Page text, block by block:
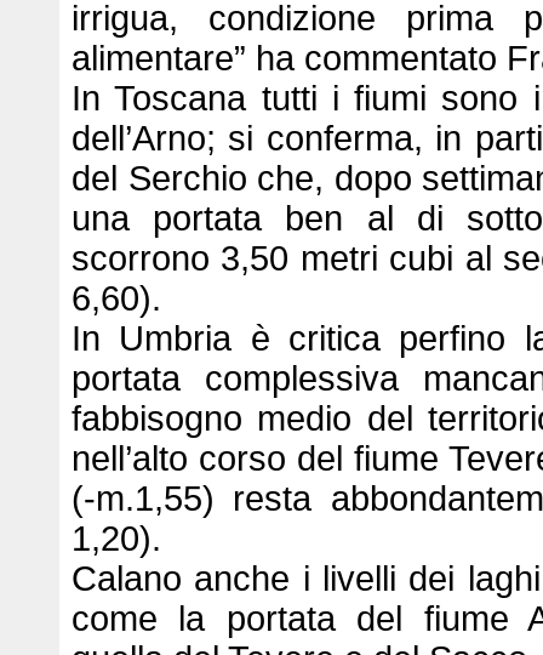
irrigua, condizione prima
alimentare” ha commentato
In Toscana tutti i fiumi sono
dell’Arno; si conferma, in
del Serchio che, dopo
una portata ben al di
scorrono 3,50 metri cubi al
6,60).
In Umbria è critica perfino
portata complessiva
fabbisogno medio del
nell’alto corso del fiume
(-m.1,55) resta
1,20).
Calano anche i livelli dei
come la portata del fiume